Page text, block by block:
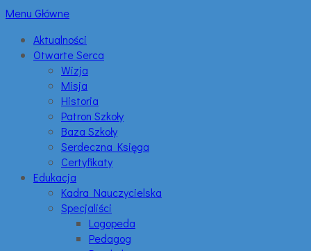
Menu Główne
Aktualności
Otwarte Serca
Wizja
Misja
Historia
Patron Szkoły
Baza Szkoły
Serdeczna Księga
Certyfikaty
Edukacja
Kadra Nauczycielska
Specjaliści
Logopeda
Pedagog